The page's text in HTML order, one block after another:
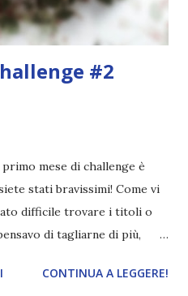
#2
mese di challenge è
stati bravissimi! Come vi
difficile trovare i titoli o
di tagliarne di più,
più di quanti pensassi,
CONTINUA A LEGGERE!